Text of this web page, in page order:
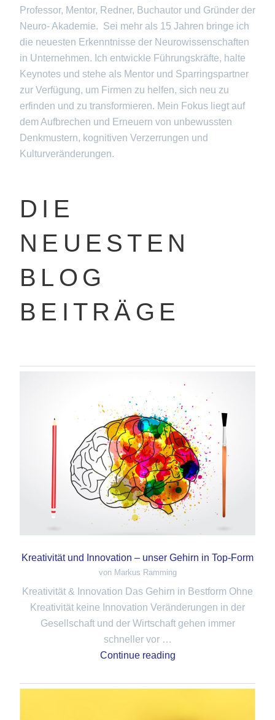
Professor, Mentor, Redner, Buchautor und Gründer der
Neuro- Akademie. Sei mehr als 15 Jahren bringe ich
die neuesten Erkenntnisse der Neurowissenschaften
in Unternehmen. Ich entwickle Führungskräfte, halte
Keynotes und stehe als Mentor und Sparringspartner
zur Verfügung, um Firmen zu helfen, sich neu zu
erfinden und zu transformieren. Mein Fokus liegt auf
dem Aufbrechen und Erneuern von unbewussten
Denkmustern, kognitiven Verzerrungen und
Kulturveränderungen.
DIE
NEUESTEN
BLOG
BEITRÄGE
Kreativität und Innovation – unser Gehirn in Top-Form
von Markus Ramming
Kreativität & Innovation Das Gehirn in Bestform Ohne
Kreativität keine Innovation Veränderungen in der
Gesellschaft und der Wirtschaft gehen immer
schneller vor …
Continue reading